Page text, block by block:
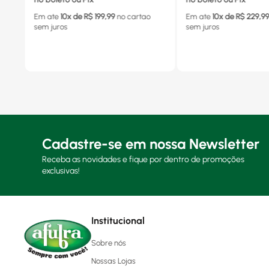
Em ate 10x de R$ 199,99 no cartao
sem juros
Em ate 10x de R$ 229,99
sem juros
Cadastre-se em nossa Newsletter
Receba as novidades e fique por dentro de promoções
exclusivas!
Institucional
Sobre nós
Nossas Lojas